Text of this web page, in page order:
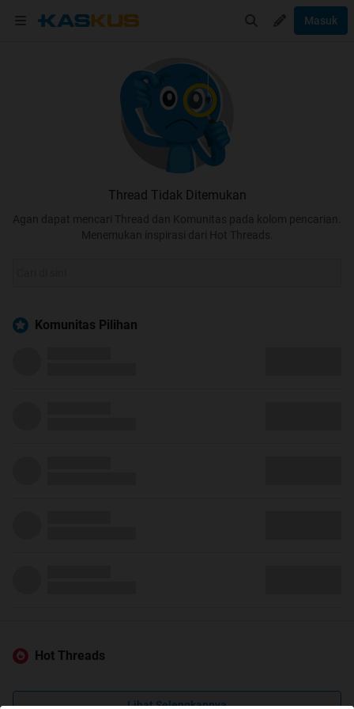
Masuk
Thread Tidak Ditemukan
Agan dapat mencari Thread dan Komunitas pada kolom pencarian.
Menemukan inspirasi dari Hot Threads.
Komunitas Pilihan
Hot Threads
Lihat Selengkapnya